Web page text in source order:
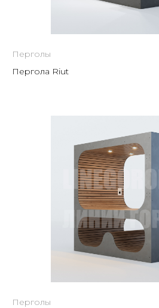
Перголы
Пергола Riut
Перголы